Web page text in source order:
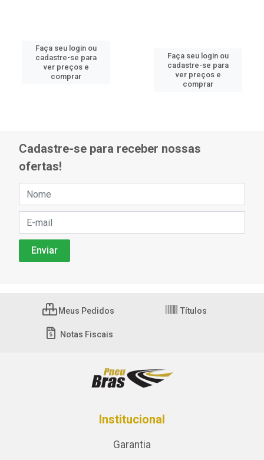
Faça seu login ou
cadastre-se para
ver preços e
comprar
Faça seu login ou
cadastre-se para
ver preços e
comprar
Cadastre-se para receber nossas
ofertas!
Meus Pedidos Títulos
Notas Fiscais
Institucional
Garantia